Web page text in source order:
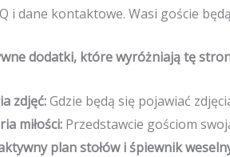
i dane kontaktowe. Wasi goście
dodatki, które wyróżniają tę
zdjęć:Gdzie będą się pojawiać
miłości: Przedstawcie gościom
plan stołów i śpiewnik